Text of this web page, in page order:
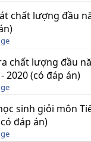
chất lượng đầu
chất lượng đầu
2020 (có đáp án)
sinh giỏi môn
đáp án)